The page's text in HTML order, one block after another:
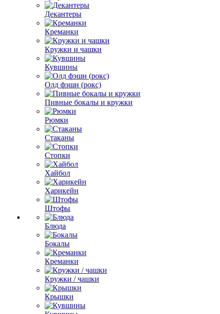
Декантеры
Креманки
Кружки и чашки
Кувшины
Олд фэшн (рокс)
Пивные бокалы и кружки
Рюмки
Стаканы
Стопки
Хайбол
Харикейн
Штофы
Блюда
Бокалы
Креманки
Кружки / чашки
Крышки